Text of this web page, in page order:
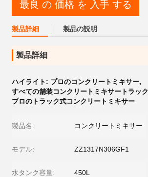
最良 の 価格 を 入手 する
製品詳細 製品の説明
製品詳細
ハイライト: プロのコンクリートミキサー,
すべての舗装コンクリートミキサートラック
プロのトラック式コンクリートミキサー
製品名: コンクリートミキサー
モデル: ZZ1317N306GF1
水タンク容量: 450L